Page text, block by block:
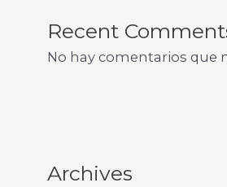
Recent
No hay comentarios que
Archives